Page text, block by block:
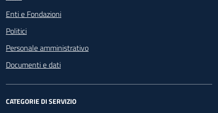
Enti e Fondazioni
Politici
Personale amministrativo
Documenti e dati
CATEGORIE DI SERVIZIO